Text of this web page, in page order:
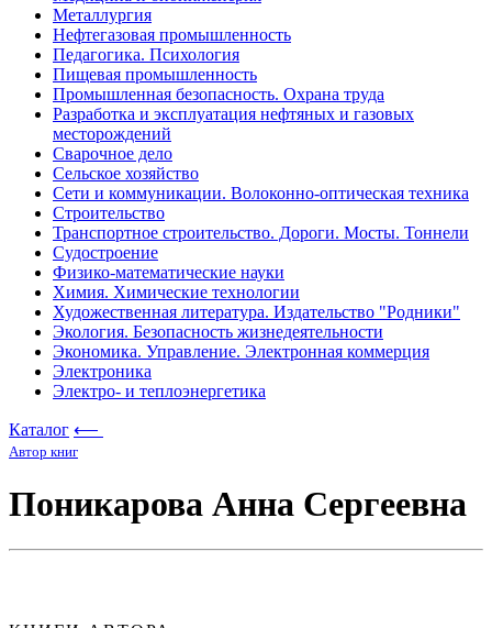
Металлургия
Нефтегазовая промышленность
Педагогика. Психология
Пищевая промышленность
Промышленная безопасность. Охрана труда
Разработка и эксплуатация нефтяных и газовых
месторождений
Сварочное дело
Сельское хозяйство
Сети и коммуникации. Волоконно-оптическая техника
Строительство
Транспортное строительство. Дороги. Мосты. Тоннели
Судостроение
Физико-математические науки
Химия. Химические технологии
Художественная литература. Издательство "Родники"
Экология. Безопасность жизнедеятельности
Экономика. Управление. Электронная коммерция
Электроника
Электро- и теплоэнергетика
Каталог ⟵
Автор книг
Поникарова Анна Сергеевна